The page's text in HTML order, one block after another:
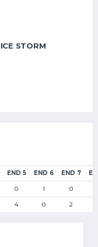
ICE STORM
END 5 END 6 END 7
0 1 0
4 0 2